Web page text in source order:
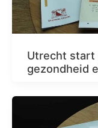
Utrecht start
gezondheid